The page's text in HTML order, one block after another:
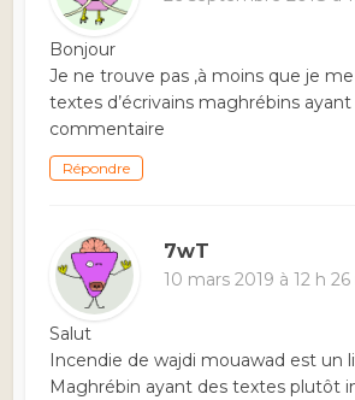
Bonjour
Je ne trouve pas ,à moins que je
textes d’écrivains maghrébins ayant
commentaire
Répondre
7wT
10 mars 2019 à 12 h
Salut
Incendie de wajdi mouawad est un
Maghrébin ayant des textes plutôt